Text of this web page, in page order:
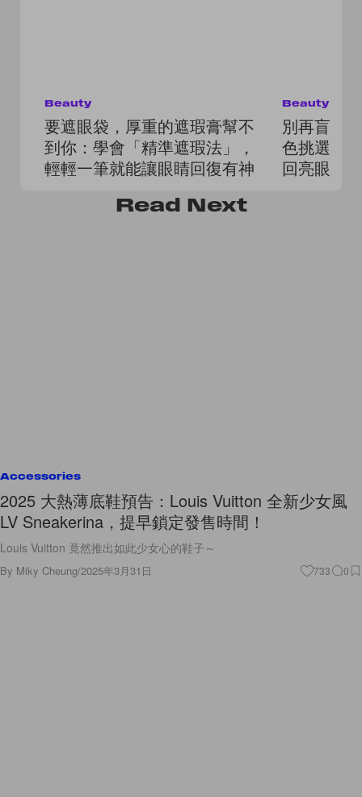
Beauty
要遮眼袋，厚重的遮瑕膏幫不
到你：學會「精準遮瑕法」，
輕輕一筆就能讓眼睛回復有神
Beauty
別再盲買
色挑選指
回亮眼自
Read Next
Accessories
2025 大熱薄底鞋預告：Louis Vuitton 全新少女風
LV Sneakerina，提早鎖定發售時間！
Louis Vuitton 竟然推出如此少女心的鞋子～
By Miky Cheung/2025年3月31日 733 0